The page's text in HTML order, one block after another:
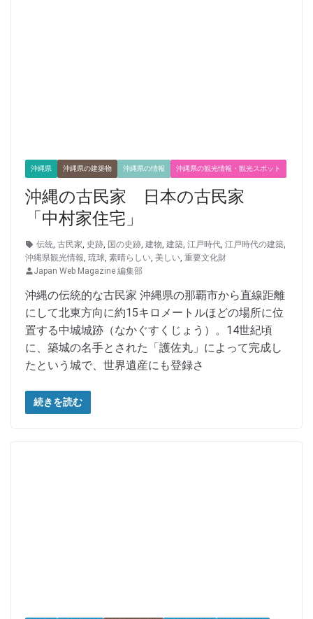
沖縄県 沖縄県の建築物 沖縄県の情報 沖縄県の観光情報・観光スポット
沖縄の古民家 日本の古民家
「中村家住宅」
伝統 古民家 史跡 国の史跡 建物 建築 江戸時代 江戸時代の建築
沖縄県観光情報 琉球 素晴らしい 美しい 重要文化財
Japan Web Magazine 編集部
沖縄の伝統的な古民家 沖縄県の那覇市から直線距離
にして北東方向に約15キロメートルほどの場所に位
置する中城城跡（なかぐすくじょう）。14世紀頃
に、築城の名手とされた「護佐丸」によって完成し
たという城で、世界遺産にも登録さ
続きを読む